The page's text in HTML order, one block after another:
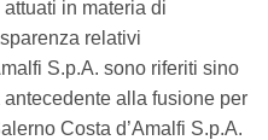
in materia di
relativi
S.p.A. sono riferiti sino
alla fusione per
Costa d’Amalfi S.p.A.